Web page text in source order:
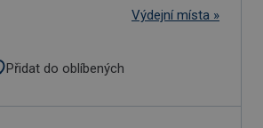
Výdejní místa »
Přidat do oblíbených